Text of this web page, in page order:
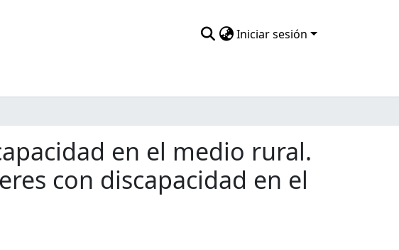
Iniciar sesión
en el medio rural.
con discapacidad en el